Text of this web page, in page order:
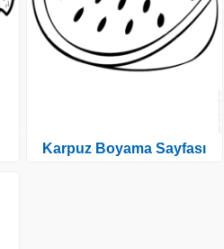
Karpuz Boyama Sayfası